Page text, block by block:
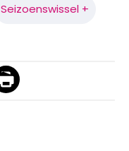
Seizoenswissel +